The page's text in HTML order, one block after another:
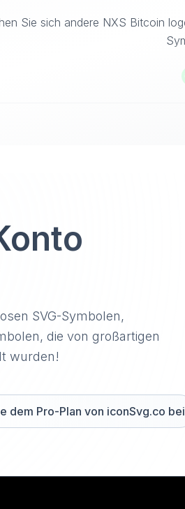
Sie sich andere NXS Bitcoin
SVG-Symbolen,
die von großartigen
wurden!
dem Pro-Plan von iconSvg.co bei